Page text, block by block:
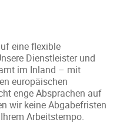
eine flexible
Dienstleister und
im Inland – mit
europäischen
enge Absprachen auf
wir keine Abgabefristen
Arbeitstempo.